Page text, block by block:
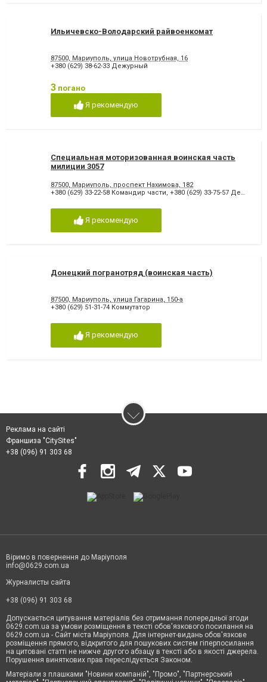
Ильичевско-Володарский райвоенкомат
87500, Мариуполь, улица Новотрубная, 16
+380 (629) 38-62-33 Дежурный
3 погано
Я рекомендую
Специальная моторизованная воинская часть
милиции 3057
87500, Мариуполь, проспект Нахимова, 182
+380 (629) 33-22-58 Командир части +380 (629) 33-75-57 Дежурный
Я рекомендую
Донецкий погранотряд (воинская часть)
87500, Мариуполь, улица Гагарина, 150-а
+380 (629) 51-31-74 Коммутатор
Я рекомендую
Реклама на сайті
Франшиза "CitySites"
+38 (096) 91 303 68
Віримо в повернення до Маріуполя
info@0629.com.ua
Журналисты сайта
+38 (096) 91 303 68
Допускається цитування матеріалів без отримання попередньої згоди
0629.com.ua за умови розміщення в тексті обов'язкового посилання на
0629.com.ua - Сайт міста Маріуполя. Для інтернет-видань обов'язкове
розміщення прямого, відкритого для пошукових систем гіперпосилання
на цитовані статті не нижче другого абзацу в тексті або в якості джерела.
Порушення виняткових прав переслідується Законом.
Матеріали з плашками "Новини компаній", "Промо", "Партнерський